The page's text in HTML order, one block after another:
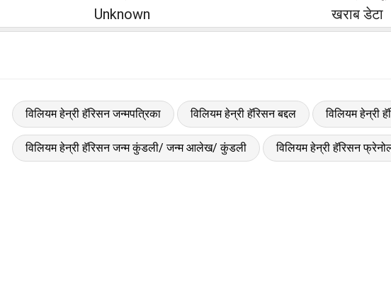
Unknown खराब डेटा
विलियम हेन्री हॅरिसन जन्मपत्रिका विलियम हेन्री हॅरिसन बद्दल विलियम हेन्री
विलियम हेन्री हॅरिसन जन्म कुंडली/ जन्म आलेख/ कुंडली विलियम हेन्री हॅरिसन